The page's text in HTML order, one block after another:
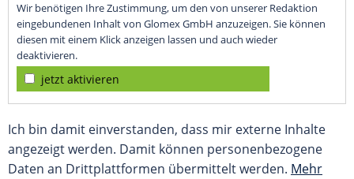
Wir benötigen Ihre Zustimmung, um den von unserer Redaktion
eingebundenen Inhalt von Glomex GmbH anzuzeigen. Sie können
diesen mit einem Klick anzeigen lassen und auch wieder
deaktivieren.
jetzt aktivieren
Ich bin damit einverstanden, dass mir externe Inhalte
angezeigt werden. Damit können personenbezogene
Daten an Drittplattformen übermittelt werden. Mehr